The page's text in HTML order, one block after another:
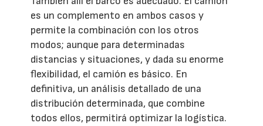
es un complemento en ambos casos y
permite la combinación con los otros
modos; aunque para determinadas
distancias y situaciones, y dada su enorme
flexibilidad, el camión es básico. En
definitiva, un análisis detallado de una
distribución determinada, que combine
todos ellos, permitirá optimizar la logística.